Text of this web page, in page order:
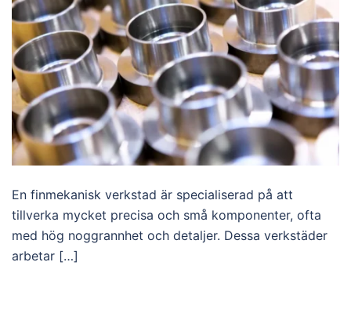
En finmekanisk verkstad är specialiserad på att
tillverka mycket precisa och små komponenter, ofta
med hög noggrannhet och detaljer. Dessa verkstäder
arbetar […]